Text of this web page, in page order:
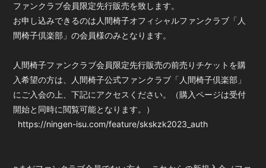
ファンクラブ会員限定先行販売を致します。
お申し込みできるのは人間椅子オフィシャルファンクラブ「人
間椅子倶楽部」の会員様のみとなります。
人間椅子ファンクラブ会員限定先行販売の前売りチケットを購
入希望の方は、人間椅子公式ファンクラブ「人間椅子倶楽部」
にご入会の上、下記にアクセスください。（購入ページは受付
開始と同時に閲覧可能となります。）
https://ningen-isu.com/feature/skskzk2023_auth